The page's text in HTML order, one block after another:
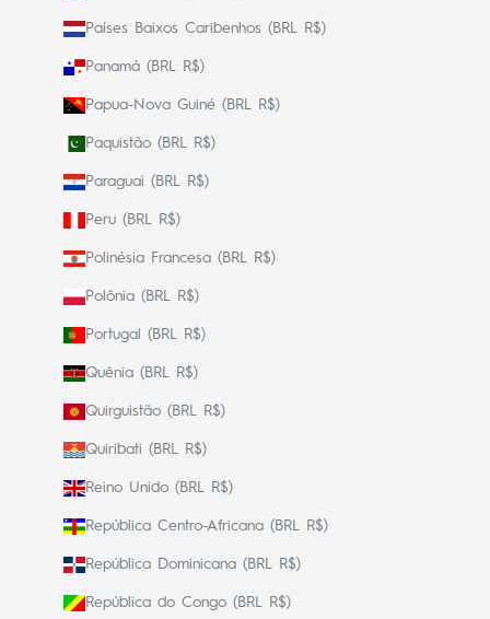
Países Baixos Caribenhos (BRL R$)
Panamá (BRL R$)
Papua-Nova Guiné (BRL R$)
Paquistão (BRL R$)
Paraguai (BRL R$)
Peru (BRL R$)
Polinésia Francesa (BRL R$)
Polônia (BRL R$)
Portugal (BRL R$)
Quênia (BRL R$)
Quirguistão (BRL R$)
Quiribati (BRL R$)
Reino Unido (BRL R$)
República Centro-Africana (BRL R$)
República Dominicana (BRL R$)
República do Congo (BRL R$)